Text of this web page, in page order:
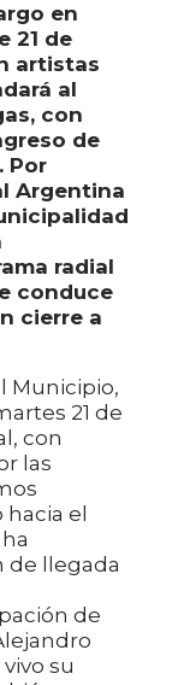
en
21 de
artistas
al
con
de
Por
Argentina
radial
conduce
cierre a
Municipio,
21 de
con
las
el
de llegada
de
su